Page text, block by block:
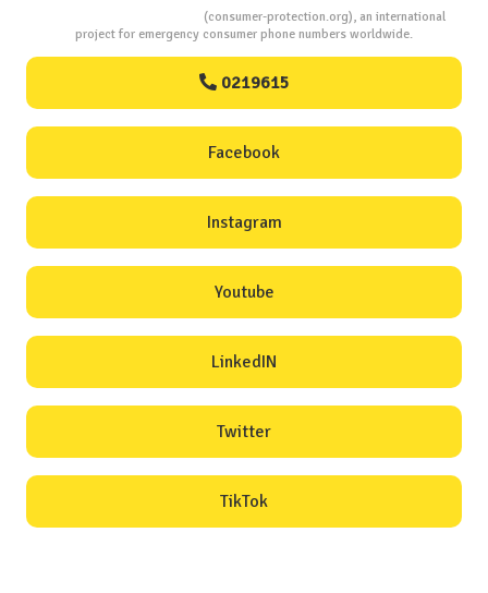
(consumer-protection.org), an international
project for emergency consumer phone numbers worldwide.
0219615
Facebook
Instagram
Youtube
LinkedIN
Twitter
TikTok